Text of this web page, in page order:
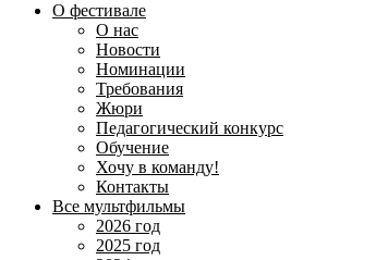
О фестивале
О нас
Новости
Номинации
Требования
Жюри
Педагогический конкурс
Обучение
Хочу в команду!
Контакты
Все мультфильмы
2026 год
2025 год